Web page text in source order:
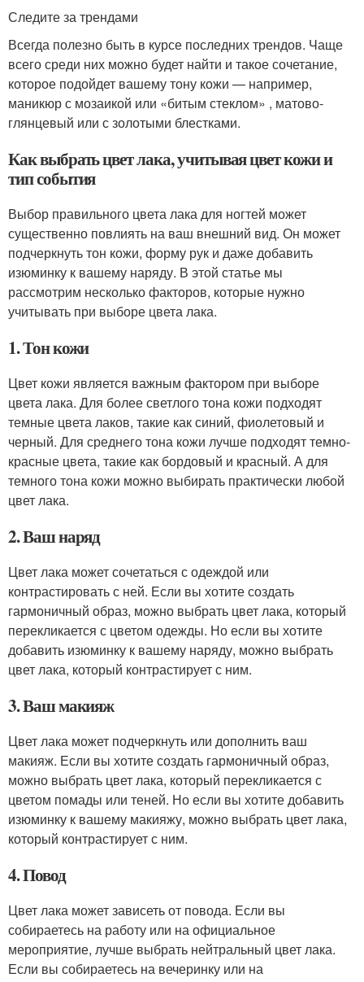
Следите за трендами
Всегда полезно быть в курсе последних трендов. Чаще
всего среди них можно будет найти и такое сочетание,
которое подойдет вашему тону кожи — например,
маникюр с мозаикой или «битым стеклом» , матово-
глянцевый или с золотыми блестками.
Как выбрать цвет лака, учитывая цвет кожи и
тип события
Выбор правильного цвета лака для ногтей может
существенно повлиять на ваш внешний вид. Он может
подчеркнуть тон кожи, форму рук и даже добавить
изюминку к вашему наряду. В этой статье мы
рассмотрим несколько факторов, которые нужно
учитывать при выборе цвета лака.
1. Тон кожи
Цвет кожи является важным фактором при выборе
цвета лака. Для более светлого тона кожи подходят
темные цвета лаков, такие как синий, фиолетовый и
черный. Для среднего тона кожи лучше подходят темно-
красные цвета, такие как бордовый и красный. А для
темного тона кожи можно выбирать практически любой
цвет лака.
2. Ваш наряд
Цвет лака может сочетаться с одеждой или
контрастировать с ней. Если вы хотите создать
гармоничный образ, можно выбрать цвет лака, который
перекликается с цветом одежды. Но если вы хотите
добавить изюминку к вашему наряду, можно выбрать
цвет лака, который контрастирует с ним.
3. Ваш макияж
Цвет лака может подчеркнуть или дополнить ваш
макияж. Если вы хотите создать гармоничный образ,
можно выбрать цвет лака, который перекликается с
цветом помады или теней. Но если вы хотите добавить
изюминку к вашему макияжу, можно выбрать цвет лака,
который контрастирует с ним.
4. Повод
Цвет лака может зависеть от повода. Если вы
собираетесь на работу или на официальное
мероприятие, лучше выбрать нейтральный цвет лака.
Если вы собираетесь на вечеринку или на